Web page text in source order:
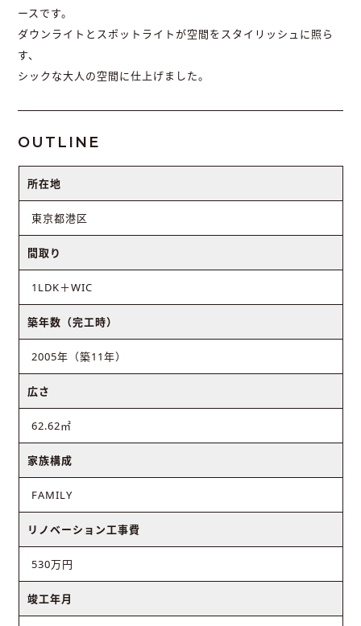
ースです。
ダウンライトとスポットライトが空間をスタイリッシュに照ら
す、
シックな大人の空間に仕上げました。
OUTLINE
所在地
東京都港区
間取り
1LDK＋WIC
築年数（完工時）
2005年（築11年）
広さ
62.62㎡
家族構成
FAMILY
リノベーション工事費
530万円
竣工年月